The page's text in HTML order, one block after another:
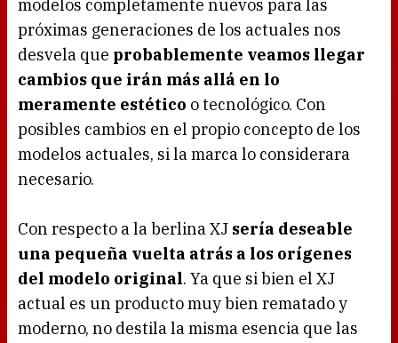
modelos completamente nuevos para las
próximas generaciones de los actuales nos
desvela que probablemente veamos llegar
cambios que irán más allá en lo
meramente estético o tecnológico. Con
posibles cambios en el propio concepto de los
modelos actuales, si la marca lo considerara
necesario.
Con respecto a la berlina XJ sería deseable
una pequeña vuelta atrás a los orígenes
del modelo original. Ya que si bien el XJ
actual es un producto muy bien rematado y
moderno, no destila la misma esencia que las